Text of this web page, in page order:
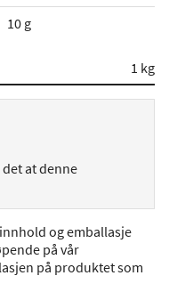
10 g
1 kg
at denne
og emballasje
på vår
på produktet som